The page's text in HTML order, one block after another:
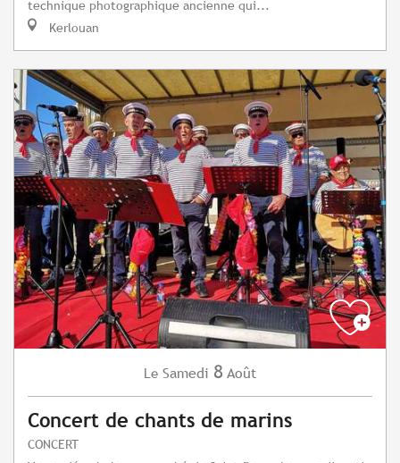
technique photographique ancienne qui...
Kerlouan
Le Samedi 8 Août
Concert de chants de marins
CONCERT